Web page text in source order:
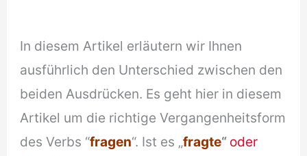
In diesem Artikel erläutern wir Ihnen
ausführlich den Unterschied zwischen den
beiden Ausdrücken. Es geht hier in diesem
Artikel um die richtige Vergangenheitsform
des Verbs “fragen“. Ist es „fragte“ oder